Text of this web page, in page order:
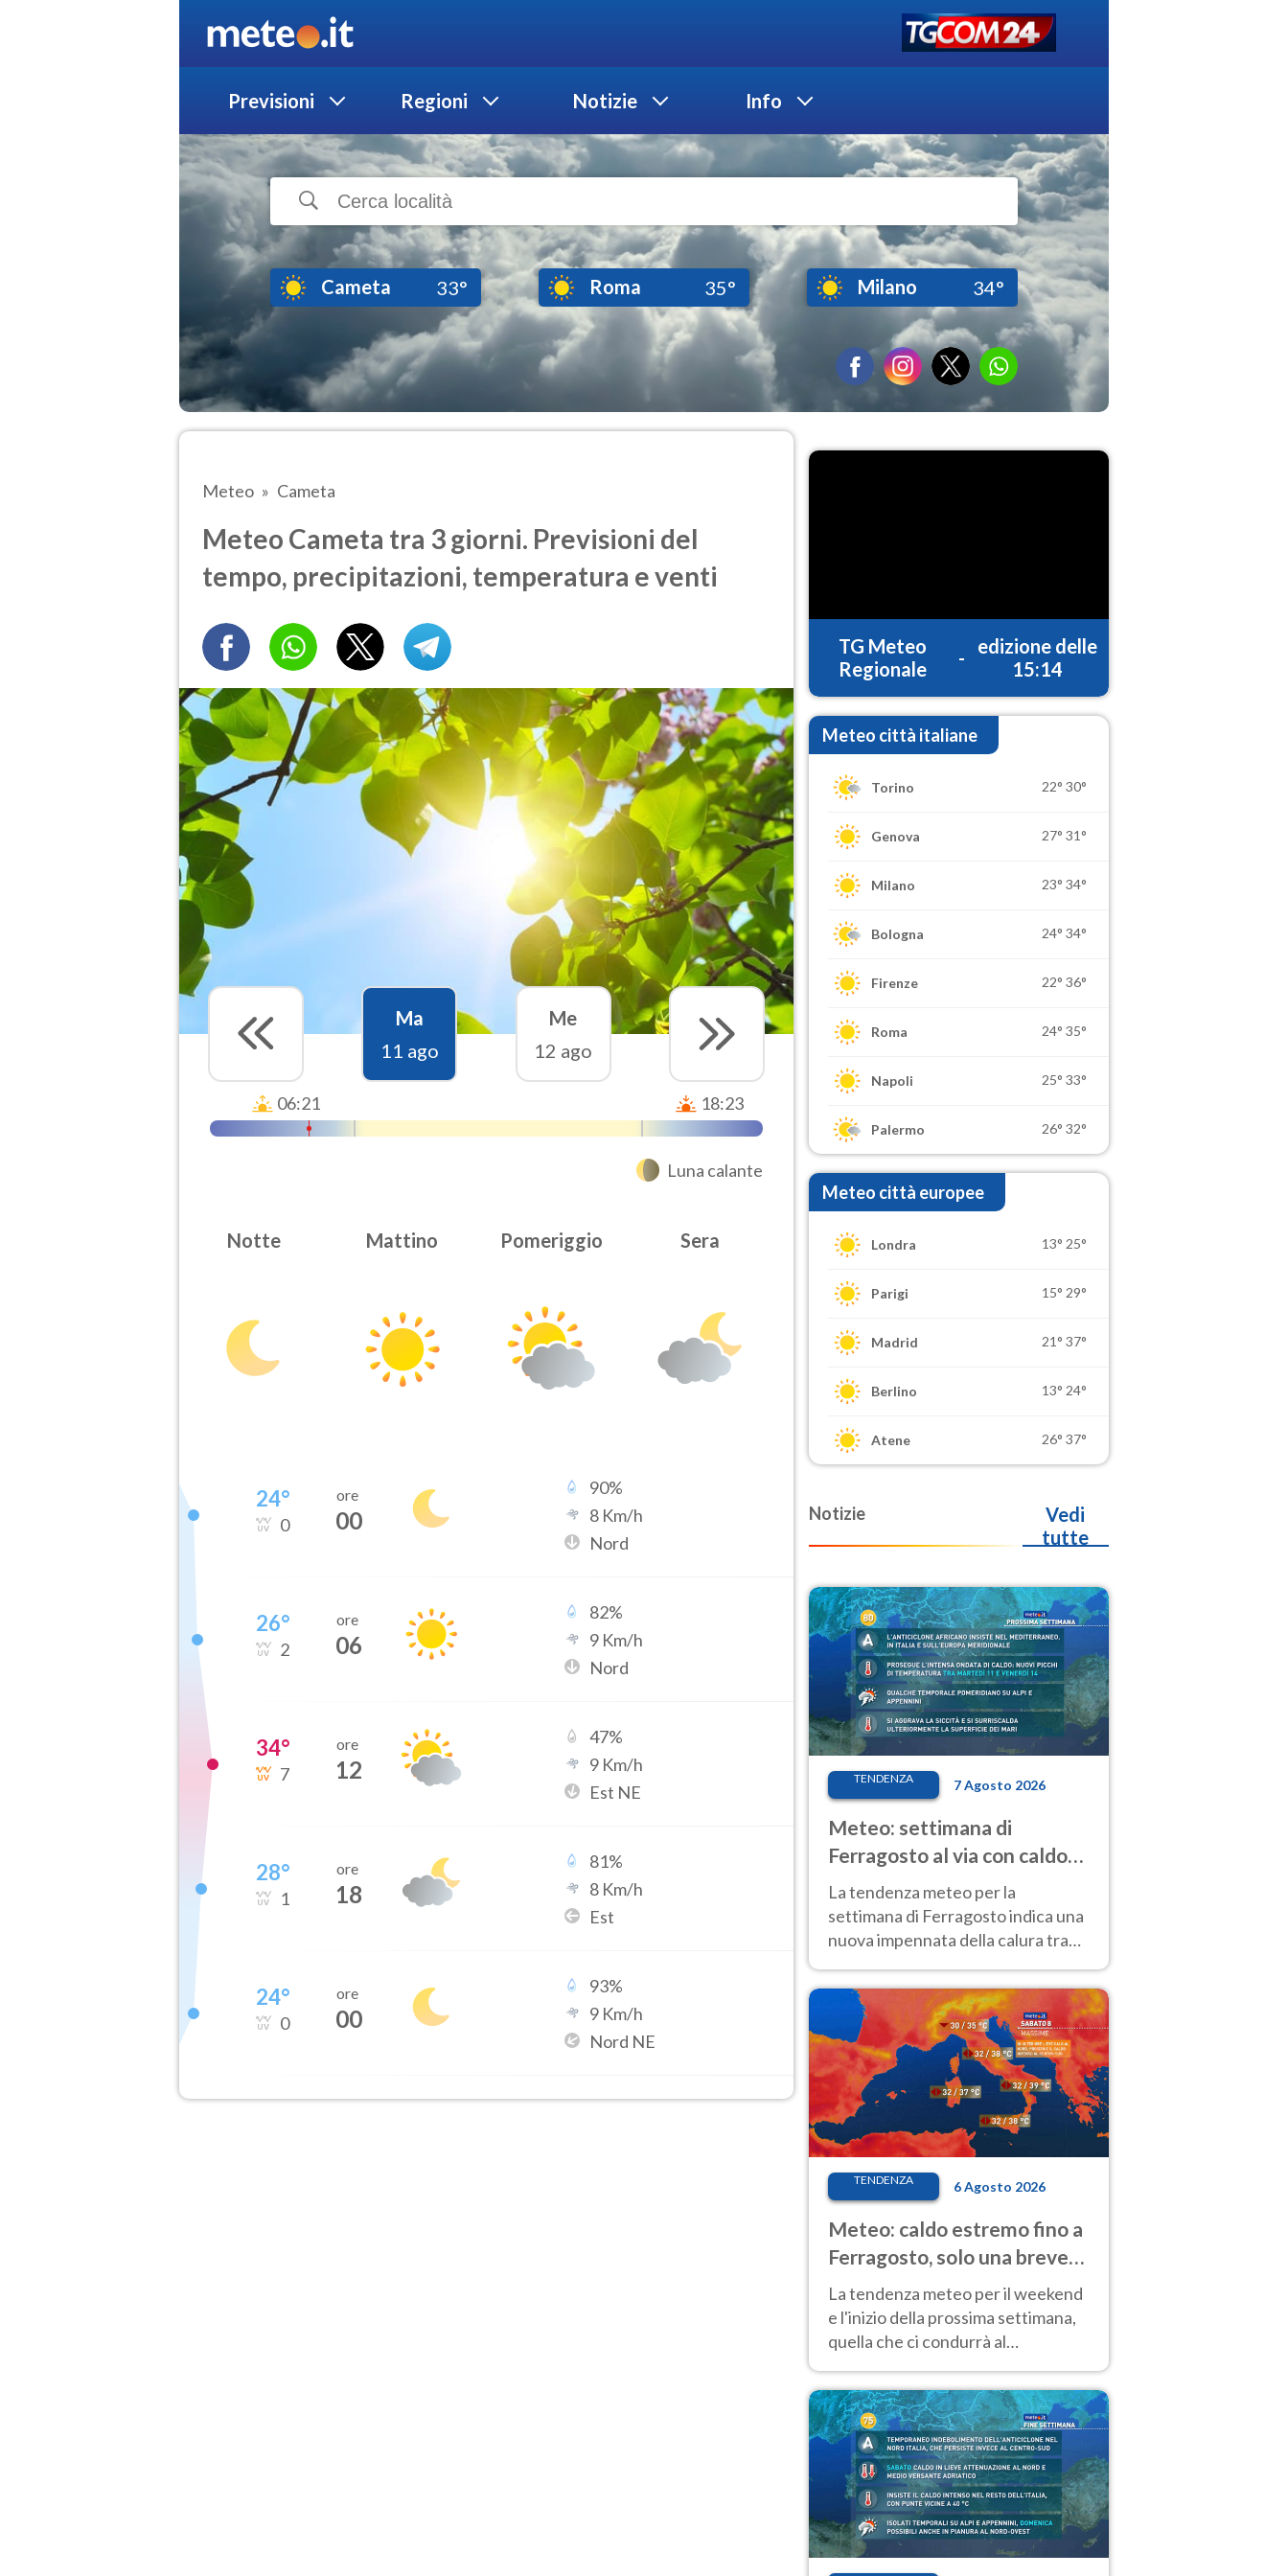
Previsioni Regioni Notizie Info
Cameta 33° Roma 35° Milano 34°
Meteo Cameta
Meteo Cameta tra 3 giorni. Previsioni del
tempo, precipitazioni, temperatura e venti
Ma
11 ago
Me
12 ago
06:21 18:23
Luna calante
Notte Mattino Pomeriggio Sera
24°
0
ore
00
90%
8 Km/h
Nord
26°
2
ore
06
82%
9 Km/h
Nord
34°
7
ore
12
47%
9 Km/h
Est NE
28°
1
ore
18
81%
8 Km/h
Est
24°
0
ore
00
93%
9 Km/h
Nord NE
TG Meteo
Regionale
-
edizione delle
15:14
Meteo città italiane
Torino 22° 30°
Genova 27° 31°
Milano 23° 34°
Bologna 24° 34°
Firenze 22° 36°
Roma 24° 35°
Napoli 25° 33°
Palermo 26° 32°
Meteo città europee
Londra 13° 25°
Parigi 15° 29°
Madrid 21° 37°
Berlino 13° 24°
Atene 26° 37°
Notizie
Vedi
tutte
TENDENZA 7 Agosto 2026
Meteo: settimana di
Ferragosto al via con caldo
intenso e qualche temporale
La tendenza meteo per la
settimana di Ferragosto indica una
nuova impennata della calura tra
anche al Nord.
TENDENZA 6 Agosto 2026
Meteo: caldo estremo fino a
Ferragosto, solo una breve
pausa. Ecco dove
La tendenza meteo per il weekend
e l'inizio della prossima settimana,
quella che ci condurrà al
temperature molto elevate